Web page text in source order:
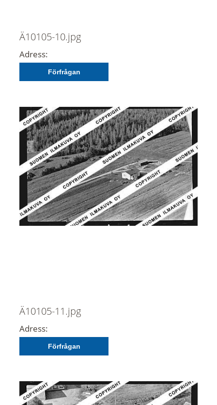
Ä10105-10.jpg
Adress:
Förfrågan
Ä10105-11.jpg
Adress:
Förfrågan